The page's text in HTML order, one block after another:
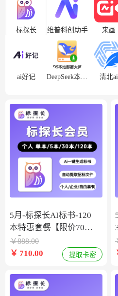
标探长 维普科创助手 来画
ai好记 DeepSeek本地部署 清北ai
5月-标探长AI标书-120
本特惠套餐【限价708
元】
￥888.00
￥ 710.00 提取卡密